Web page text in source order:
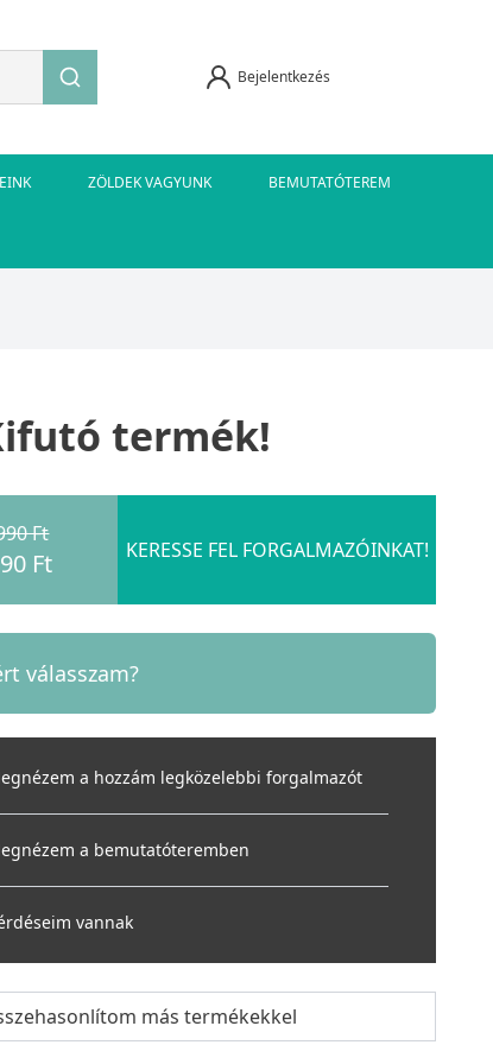
Bejelentkezés
ZÖLDEK VAGYUNK BEMUTATÓTEREM
termék!
Ft
Ft KERESSE FEL FORGALMAZÓINKAT!
válasszam?
a hozzám legközelebbi forgalmazót
a bemutatóteremben
vannak
más termékekkel